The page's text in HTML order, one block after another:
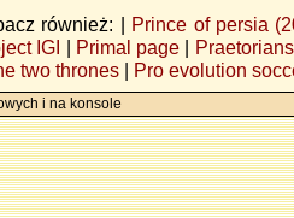
również: | Prince of persia
IGI | Primal page | Praetorians
two thrones | Pro evolution
i na konsole